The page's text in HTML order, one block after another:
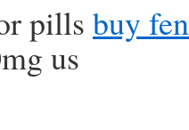
pills buy
us